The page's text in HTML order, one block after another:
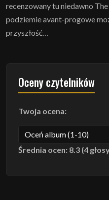
recenzowany tu niedawno
podziemie avant-progowe
przyszłość…
Oceny czytelników
Twoja ocena:
Średnia ocen: 8.3 (4